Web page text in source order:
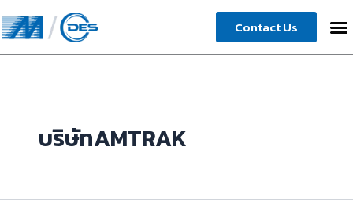
to
content
Contact Us
บริษัทAMTRAK